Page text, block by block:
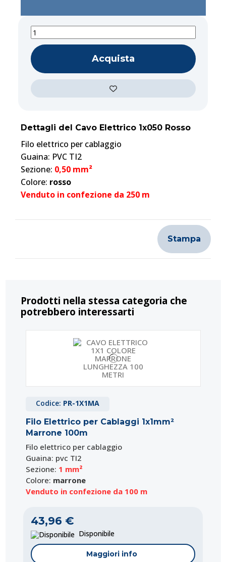
Acquista
Dettagli del Cavo Elettrico 1x050 Rosso
Filo elettrico per cablaggio
Guaina: PVC TI2
Sezione: 0,50 mm²
Colore: rosso
Venduto in confezione da 250 m
Stampa
Prodotti nella stessa categoria che
potrebbero interessarti
Codice: PR-1X1MA
Filo Elettrico per Cablaggi 1x1mm²
Marrone 100m
Filo elettrico per cablaggio
Guaina: pvc TI2
Sezione: 1 mm²
Colore: marrone
Venduto in confezione da 100 m
43,96 €
Disponibile
Maggiori info